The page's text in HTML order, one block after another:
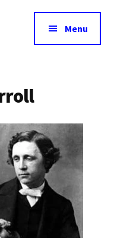
Menu